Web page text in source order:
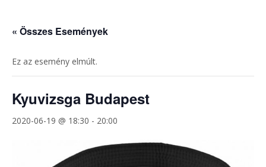
« Összes Események
Ez az esemény elmúlt.
Kyuvizsga Budapest
2020-06-19 @ 18:30 - 20:00